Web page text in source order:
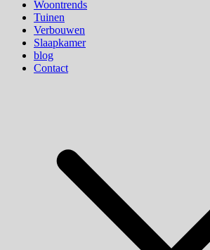
Woontrends
Tuinen
Verbouwen
Slaapkamer
blog
Contact